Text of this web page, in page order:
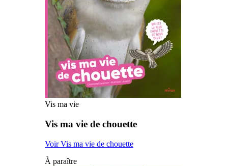
Vis ma vie
Vis ma vie de chouette
Voir Vis ma vie de chouette
À paraître